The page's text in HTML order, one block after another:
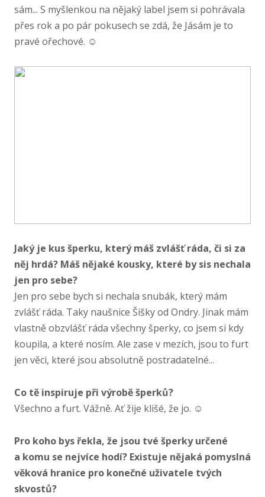
sám... S myšlenkou na nějaký label jsem si pohrávala
přes rok a po pár pokusech se zdá, že Jásám je to
pravé ořechové. ☺
Jaký je kus šperku, který máš zvlášť ráda, či si za
něj hrdá? Máš nějaké kousky, které by sis nechala
jen pro sebe?
Jen pro sebe bych si nechala snubák, který mám
zvlášť ráda. Taky naušnice Šišky od Ondry. Jinak mám
vlastně obzvlášť ráda všechny šperky, co jsem si kdy
koupila, a které nosím. Ale zase v mezích, jsou to furt
jen věci, které jsou absolutně postradatelné...
Co tě inspiruje při výrobě šperků?
Všechno a furt. Vážně. Ať žije klišé, že jo. ☺
Pro koho bys řekla, že jsou tvé šperky určené
a komu se nejvíce hodí? Existuje nějaká pomyslná
věková hranice pro konečné uživatele tvých
skvostů?